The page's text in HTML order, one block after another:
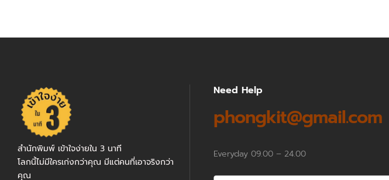
สำนักพิมพ์ เข้าใจง่ายใน 3 นาที
โลกนี้ไม่มีใครเก่งกว่าคุณ มีแต่คนที่เอาจริงกว่า
คุณ
Need Help
phongkit@gmail.com
Everyday 09.00 – 24.00